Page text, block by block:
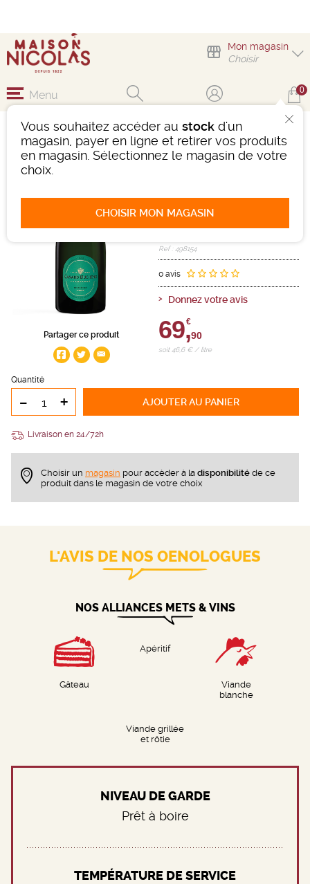
Mon magasin
Choisir
Vous souhaitez accéder au stock d'un
magasin, payer en ligne et retirer vos produits
en magasin. Sélectionnez le magasin de votre
choix.
CHOISIR MON MAGASIN
Menu 0
Partager ce produit
MAGNUM CANARD-
DUCHÊNE CUVÉE
LÉONIE
Champagne AOC
Ref : 498154
0 avis
Donnez votre avis
69,
€
90
soit 46,6 € / litre
Quantité
- + AJOUTERAU PANIER
Livraison en 24/72h
Choisir un magasin pour accèder à la disponibilité de ce
produit dans le magasin de votre choix
L'AVIS DE NOS OENOLOGUES
NOS ALLIANCES METS & VINS
Gâteau
Apéritif
Viande
blanche
Viande grillée
et rôtie
NIVEAU DE GARDE
Prêt à boire
TEMPÉRATURE DE SERVICE